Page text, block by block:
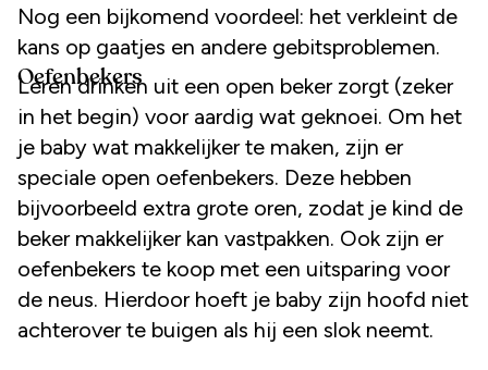
Nog een bijkomend voordeel: het verkleint de
kans op gaatjes en andere gebitsproblemen.
Oefenbekers
Leren drinken uit een open beker zorgt (zeker
in het begin) voor aardig wat geknoei. Om het
je baby wat makkelijker te maken, zijn er
speciale open oefenbekers. Deze hebben
bijvoorbeeld extra grote oren, zodat je kind de
beker makkelijker kan vastpakken. Ook zijn er
oefenbekers te koop met een uitsparing voor
de neus. Hierdoor hoeft je baby zijn hoofd niet
achterover te buigen als hij een slok neemt.